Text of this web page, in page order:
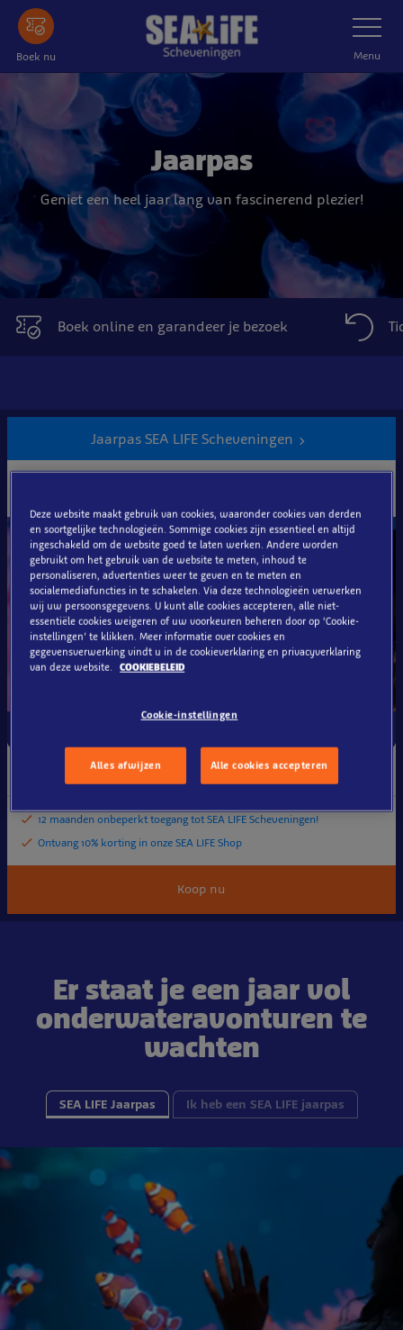
naar
hoofdinhoud
Boek nu Menu
Jaarpas
Geniet een heel jaar lang van fascinerend plezier!
Boek online en garandeer je bezoek
Koop
jouw
Jaarpas SEA LIFE Scheveningen
Nieuwe aankoop & verlenging
Voordelen
12 maanden onbeperkt toegang tot SEA LIFE Scheveningen!
Ontvang 10% korting in onze SEA LIFE Shop
Koop nu
Er staat je een jaar vol
onderwateravonturen te
wachten
SEA LIFE Jaarpas Ik heb een SEA LIFE jaarpas
Deze website maakt gebruik van cookies, waaronder cookies van derden
en soortgelijke technologieën. Sommige cookies zijn essentieel en altijd
ingeschakeld om de website goed te laten werken. Andere worden
gebruikt om het gebruik van de website te meten, inhoud te
personaliseren, advertenties weer te geven en te meten en
socialemediafuncties in te schakelen. Via deze technologieën verwerken
wij uw persoonsgegevens. U kunt alle cookies accepteren, alle niet-
essentiële cookies weigeren of uw voorkeuren beheren door op ‘Cookie-
instellingen’ te klikken. Meer informatie over cookies en
gegevensverwerking vindt u in de cookieverklaring en privacyverklaring
van deze website.
COOKIEBELEID
Cookie-instellingen
Alles afwijzen Alle cookies accepteren